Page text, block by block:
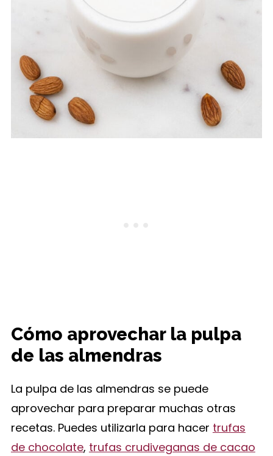
Cómo aprovechar la pulpa
de las almendras
La pulpa de las almendras se puede
aprovechar para preparar muchas otras
recetas. Puedes utilizarla para hacer trufas
de chocolate, trufas crudiveganas de cacao